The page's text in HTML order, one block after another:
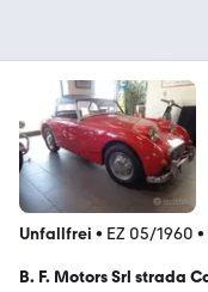
Unfallfrei • EZ 05/1960 •
B. F. Motors Srl strada